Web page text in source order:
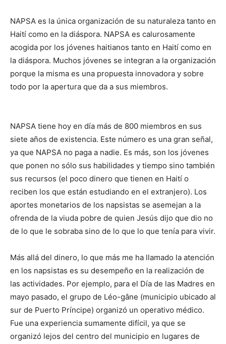
NAPSA es la única organización de su naturaleza tanto en
Haití como en la diáspora. NAPSA es calurosamente
acogida por los jóvenes haitianos tanto en Haití como en
la diáspora. Muchos jóvenes se integran a la organización
porque la misma es una propuesta innovadora y sobre
todo por la apertura que da a sus miembros.
NAPSA tiene hoy en día más de 800 miembros en sus
siete años de existencia. Este número es una gran señal,
ya que NAPSA no paga a nadie. Es más, son los jóvenes
que ponen no sólo sus habilidades y tiempo sino también
sus recursos (el poco dinero que tienen en Haití o
reciben los que están estudiando en el extranjero). Los
aportes monetarios de los napsistas se asemejan a la
ofrenda de la viuda pobre de quien Jesús dijo que dio no
de lo que le sobraba sino de lo que lo que tenía para vivir.
Más allá del dinero, lo que más me ha llamado la atención
en los napsistas es su desempeño en la realización de
las actividades. Por ejemplo, para el Día de las Madres en
mayo pasado, el grupo de Léo-gâne (municipio ubicado al
sur de Puerto Príncipe) organizó un operativo médico.
Fue una experiencia sumamente difícil, ya que se
organizó lejos del centro del municipio en lugares de